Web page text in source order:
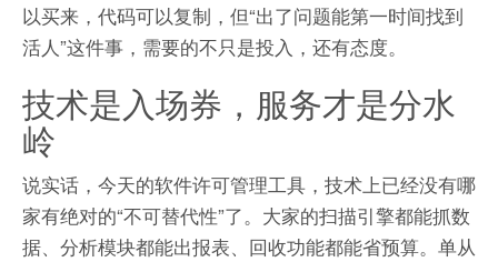
以买来，代码可以复制，但“出了问题能第一时间找到
活人”这件事，需要的不只是投入，还有态度。
技术是入场券，服务才是分水
岭
说实话，今天的软件许可管理工具，技术上已经没有哪
家有绝对的“不可替代性”了。大家的扫描引擎都能抓数
据、分析模块都能出报表、回收功能都能省预算。单从